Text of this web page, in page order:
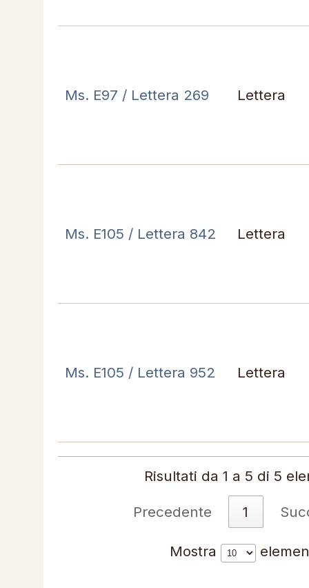
Ms. E97 / Lettera 269 Lettera
Ms. E105 / Lettera 842 Lettera
Ms. E105 / Lettera 952 Lettera
Risultati da 1 a 5 di 5
Precedente 1
Mostra